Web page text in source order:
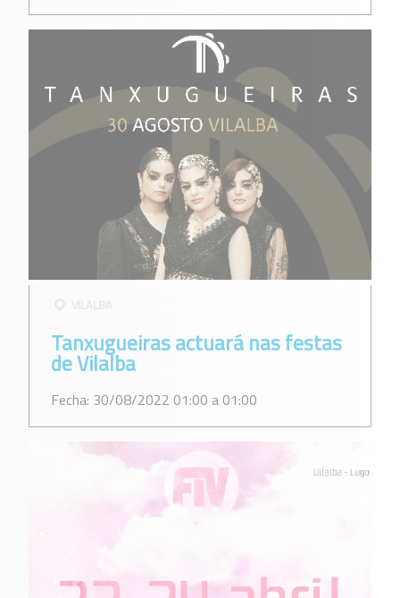
Tanxugueiras actuará nas festas
de Vilalba
Fecha: 30/08/2022 01:00 a 01:00